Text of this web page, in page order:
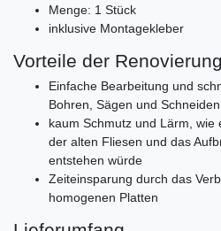
Menge: 1 Stück
inklusive Montagekleber
Vorteile der Renovierung
Einfache Bearbeitung und
Bohren, Sägen und Schneiden
kaum Schmutz und Lärm, wie
der alten Fliesen und das
entstehen würde
Zeiteinsparung durch das
homogenen Platten